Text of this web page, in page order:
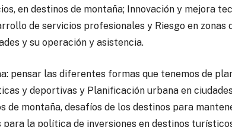
en destinos de montaña; Innovación y mejora
de servicios profesionales y Riesgo en zonas
y su operación y asistencia.
pensar las diferentes formas que tenemos de
y deportivas y Planificación urbana en
montaña, desafíos de los destinos para
la política de inversiones en destinos